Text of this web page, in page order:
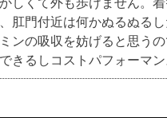
しくて外も歩けません。
肛門付近は何かぬるぬるし
ンの吸収を妨げると思う
きるしコストパフォーマ